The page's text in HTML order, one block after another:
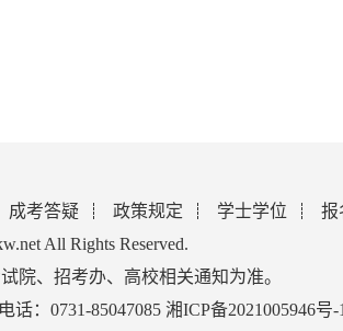
成考答疑 政策规定 学士学位
报
All Rights Reserved.
院、招考办、高校相关通知为准。
：0731-85047085 湘ICP备2021005946号-1